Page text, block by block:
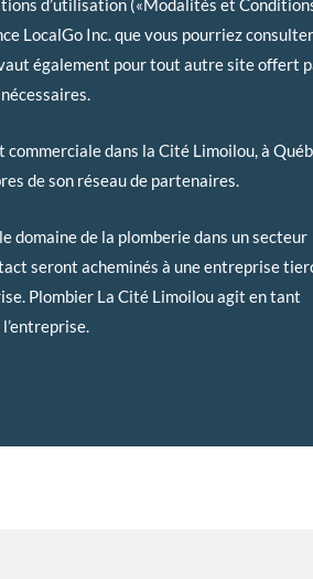
d’utilisation («Modalités et
LocalGo Inc. que vous pourriez
également pour tout autre site offert
dans la Cité Limoilou, à
de son réseau de partenaires.
domaine de la plomberie dans un secteur
seront acheminés à une entreprise
Plombier La Cité Limoilou agit en tant